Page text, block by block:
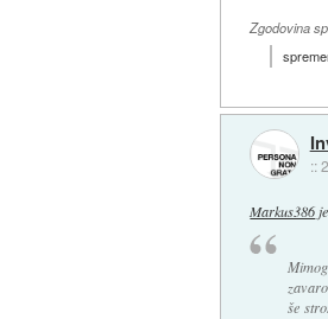
Zgodovina
::
Markus386 je
še